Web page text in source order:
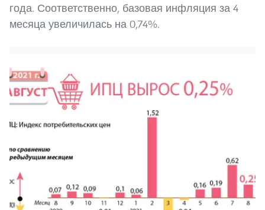
года. Соответственно, базовая инфляция за 4
месяца увеличилась на 0,74%.